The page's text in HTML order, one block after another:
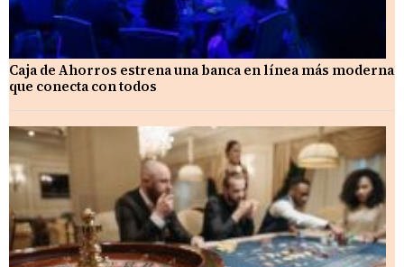
Caja de Ahorros estrena una banca en línea más moderna
que conecta con todos